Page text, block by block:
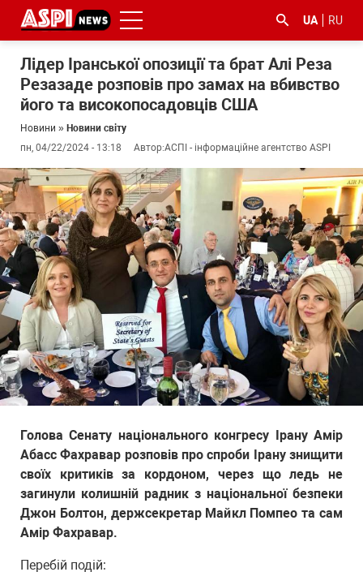
UA RU
Лідер Іранської опозиції та брат Алі Реза
Резазаде розповів про замах на вбивство
його та високопосадовців США
Новини » Новини світу
пн, 04/22/2024 - 13:18
Автор:АСПІ - інформаційне агентство ASPI
Голова Сенату національного конгресу Ірану Амір
Абасс Фахравар розповів про спроби Ірану знищити
своїх критиків за кордоном, через що ледь не
загинули колишній радник з національної безпеки
Джон Болтон, держсекретар Майкл Помпео та сам
Амір Фахравар.
Перебій подій:
#ООС
#боротьба
з
корупцією
#ДФС #коронавірус